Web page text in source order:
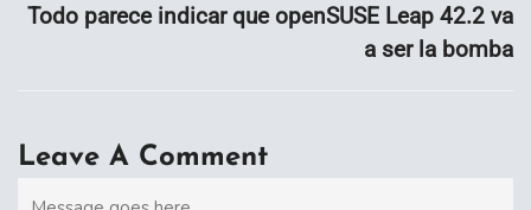
Todo parece indicar que openSUSE Leap 42.2 va
a ser la bomba
Leave A Comment